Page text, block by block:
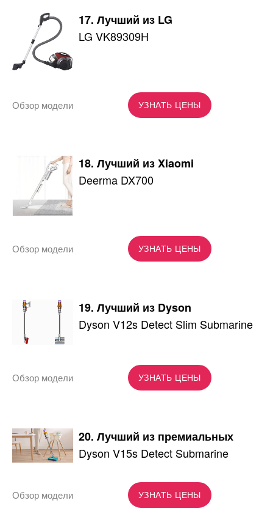
17. Лучший из LG
LG VK89309H
УЗНАТЬ ЦЕНЫ
Обзор модели
18. Лучший из Xiaomi
Deerma DX700
УЗНАТЬ ЦЕНЫ
Обзор модели
19. Лучший из Dyson
Dyson V12s Detect Slim Submarine
УЗНАТЬ ЦЕНЫ
Обзор модели
20. Лучший из премиальных
Dyson V15s Detect Submarine
УЗНАТЬ ЦЕНЫ
Обзор модели